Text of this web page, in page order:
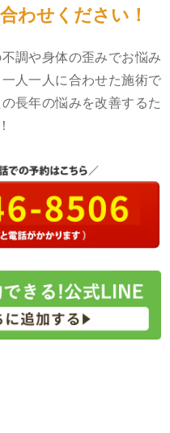
わせください！
調や身体の歪みでお悩み
人一人に合わせた施術で
長年の悩みを改善するた